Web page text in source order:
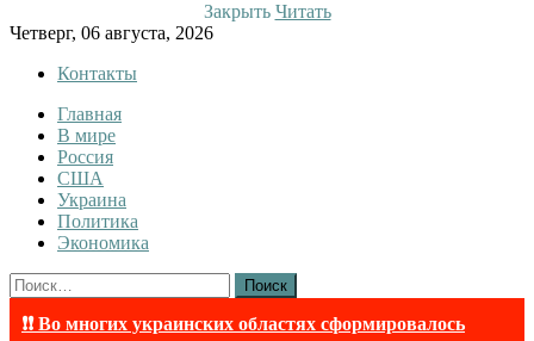
Закрыть Читать
Skip
content
Четверг, 06 августа, 2026
Контакты
Tewi
Tewi — Новости
Главная
В мире
Россия
США
Украина
Политика
Экономика
Найти:
❗❗ Во многих украинских областях сформировалось